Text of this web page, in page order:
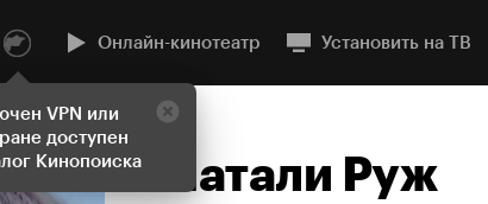
VPN или
доступен
Кинопоиска
Онлайн-кинотеатр Установить на ТВ
Натали Руж